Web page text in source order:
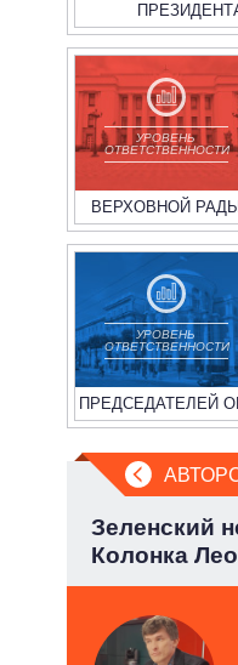
УРОВЕНЬ
ОТВЕТСТВЕННОСТИ
ВЕРХОВНОЙ РАДЫ
УРОВЕНЬ
ОТВЕТСТВЕННОСТИ
ПРЕДСЕДАТЕЛЕЙ
Зеленский
Колонка